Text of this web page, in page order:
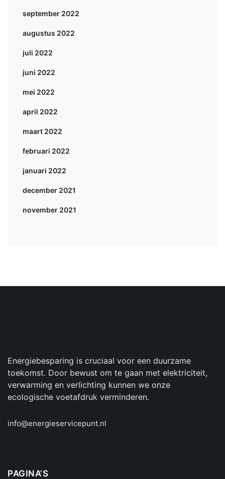
september 2022
augustus 2022
juli 2022
juni 2022
mei 2022
april 2022
maart 2022
februari 2022
januari 2022
december 2021
november 2021
Energiebesparing is cruciaal voor een duurzame
toekomst. Door bewust om te gaan met elektriciteit,
verwarming en verlichting kunnen we onze
ecologische voetafdruk verminderen.
info@energieservicepunt.nl
PAGINA’S